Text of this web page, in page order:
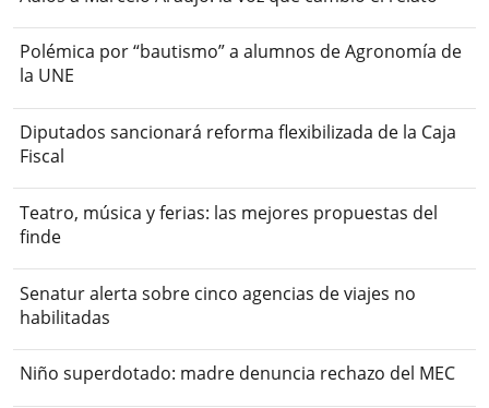
Polémica por “bautismo” a alumnos de Agronomía de
la UNE
Diputados sancionará reforma flexibilizada de la Caja
Fiscal
Teatro, música y ferias: las mejores propuestas del
finde
Senatur alerta sobre cinco agencias de viajes no
habilitadas
Niño superdotado: madre denuncia rechazo del MEC